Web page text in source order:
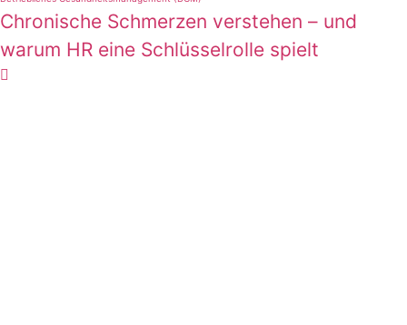
Chronische Schmerzen verstehen – und
warum HR eine Schlüsselrolle spielt
